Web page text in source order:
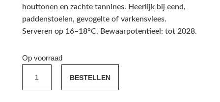
houttonen en zachte tannines. Heerlijk bij eend,
paddenstoelen, gevogelte of varkensvlees.
Serveren op 16–18°C. Bewaarpotentieel: tot 2028.
Op voorraad
Elderen
BESTELLEN